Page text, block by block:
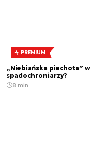
PREMIUM
„Niebiańska piechota”
spadochroniarzy?
8 min.